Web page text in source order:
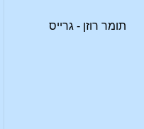
תומר רוזן - גרייס